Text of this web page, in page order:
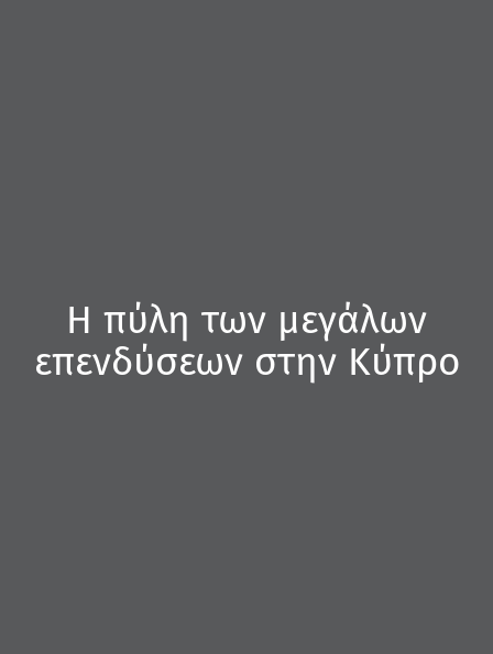
Η πύλη των μεγάλων
επενδύσεων στην Κύπρο